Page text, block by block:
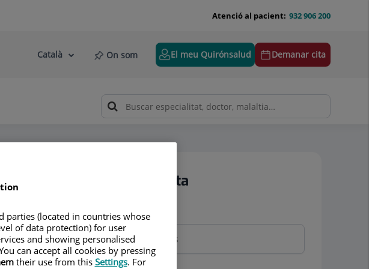
932 906 200
Atenció al pacient:
Selector
Llenguatge
Català On som El meu Quirónsalud Demanar cita
Demanar cita
Nom i cognoms
parties (located in countries whose
of data protection) for user
and showing personalised
can accept all cookies by pressing
their use from this Settings. For